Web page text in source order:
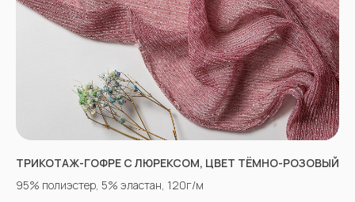
ТРИКОТАЖ-ГОФРЕ С ЛЮРЕКСОМ, ЦВЕТ ТЁМНО-РОЗОВЫЙ
95% полиэстер, 5% эластан, 120г/м